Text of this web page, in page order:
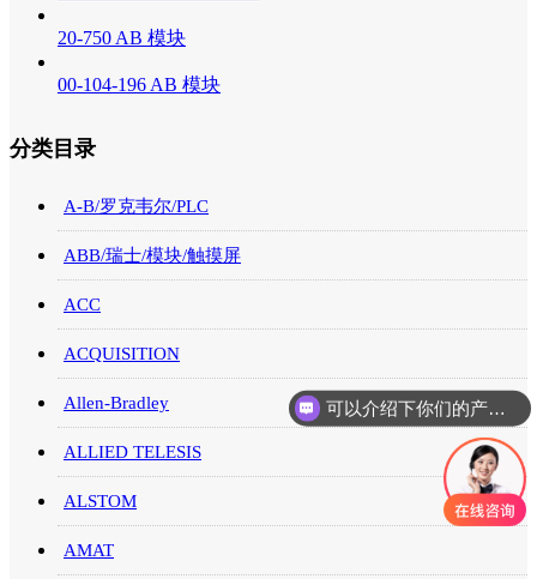
20-750 AB 模块
00-104-196 AB 模块
分类目录
A-B/罗克韦尔/PLC
ABB/瑞士/模块/触摸屏
ACC
ACQUISITION
Allen-Bradley
ALLIED TELESIS
ALSTOM
AMAT
可以介绍下你们的产品么
你们是怎么收费的呢